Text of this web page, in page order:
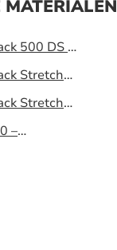
500 DS –
Stretch
Stretch
–